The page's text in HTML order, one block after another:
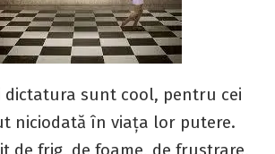
dictatura sunt cool, pentru cei
niciodată în viața lor putere.